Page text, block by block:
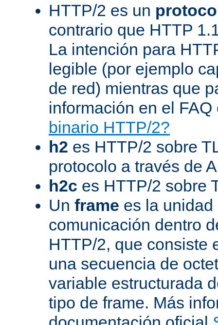
HTTP/2 es un
contrario que HTTP
La intención para
legible (por ejemplo
de red) mientras que
información en el
binario HTTP/2?
h2 es HTTP/2 sobre
protocolo a través de
h2c es HTTP/2 sobre
Un frame es la
comunicación dentro
HTTP/2, que consiste
una secuencia de
variable estructurada
tipo de frame. Más